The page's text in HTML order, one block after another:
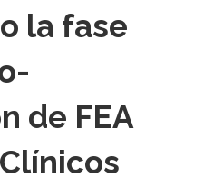
la fase
de FEA